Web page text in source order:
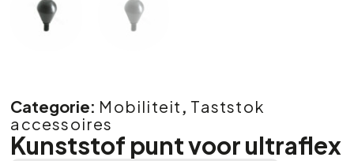
Categorie: Mobiliteit , Taststok
accessoires
Kunststof punt voor ultraflex